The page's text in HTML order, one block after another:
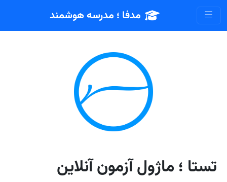
مدفا ؛ مدرسه هوشمند
تستا ؛ ماژول آزمون آنلاین